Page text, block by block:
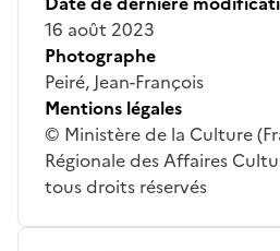
16 août 2023
Photographe
Peiré, Jean-François
Mentions légales
© Ministère de la Culture
Régionale des Affaires
tous droits réservés